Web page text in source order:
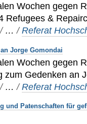
Wochen gegen
Refugees &
/ …/Referat
Jorge Gomondai
Wochen gegen
zum Gedenken an
/ …/Referat
und Patenschaften für